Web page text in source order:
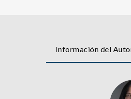
Información del